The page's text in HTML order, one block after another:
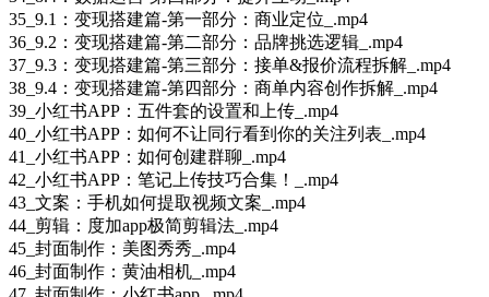
35_9.1：变现搭建篇-第一部分：商业定位_.mp4
36_9.2：变现搭建篇-第二部分：品牌挑选逻辑_.mp4
37_9.3：变现搭建篇-第三部分：接单&报价流程拆解_.mp4
38_9.4：变现搭建篇-第四部分：商单内容创作拆解_.mp4
39_小红书APP：五件套的设置和上传_.mp4
40_小红书APP：如何不让同行看到你的关注列表_.mp4
41_小红书APP：如何创建群聊_.mp4
42_小红书APP：笔记上传技巧合集！_.mp4
43_文案：手机如何提取视频文案_.mp4
44_剪辑：度加app极简剪辑法_.mp4
45_封面制作：美图秀秀_.mp4
46_封面制作：黄油相机_.mp4